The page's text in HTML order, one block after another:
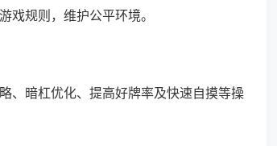
戏规则，维护公平环境。
、暗杠优化、提高好牌率及快速自摸等操